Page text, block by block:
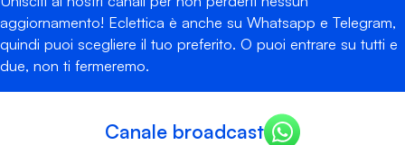
aggiornamento! Eclettica è anche su Whatsapp e Telegram,
quindi puoi scegliere il tuo preferito. O puoi entrare su tutti e
due, non ti fermeremo.
Canale broadcast